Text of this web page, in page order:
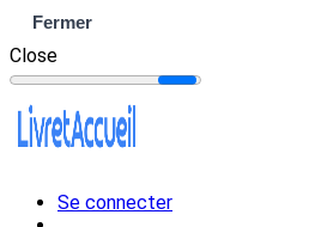
Fermer
Close
Se connecter